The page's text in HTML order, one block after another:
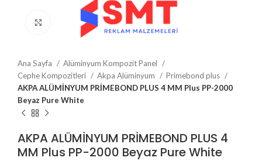
Click to enlarge
Ana Sayfa
Alüminyum Kompozit Panel
Cephe Kompozitleri
Akpa Alüminyum
Primebond plus
AKPA ALÜMİNYUM PRİMEBOND PLUS 4 MM Plus PP-2000
Beyaz Pure White
AKPA ALÜMİNYUM PRİMEBOND PLUS 4
MM Plus PP-2000 Beyaz Pure White